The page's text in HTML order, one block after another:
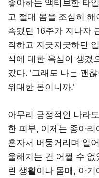
좋아하는 액티브한 타
고 절대 몸을 조심히
속됐던 16주가 지나자
작하고 지긋지긋하던
식에 대한 욕심이 생겼
갔다. '그래도 나는 괜
위대한 몸이니까.'
아무리 긍정적인 나라
한 피부, 이제는 종아
혼자서 버둥거리며 일
울해지는 건 어쩔 수 없
린 생활이나 몸매, 아